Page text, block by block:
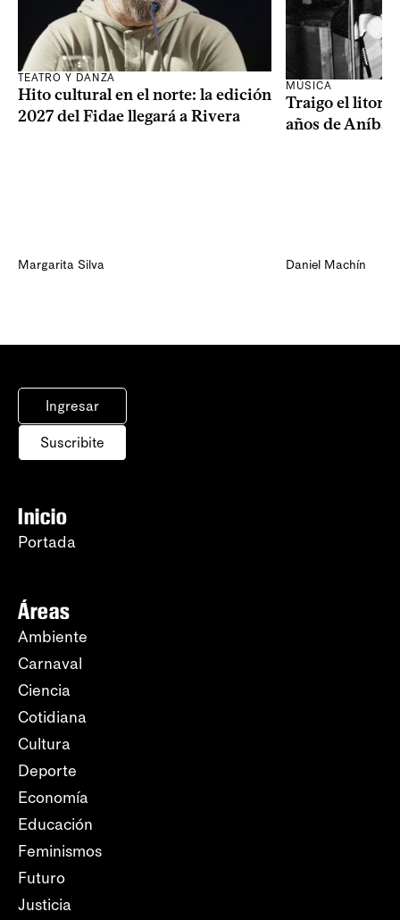
TEATRO Y DANZA
Hito cultural en el norte: la edición
2027 del Fidae llegará a Rivera
Margarita Silva
MÚSICA
Traigo el litoral
años de Aníbal
Daniel Machín
Ingresar
Suscribite
Inicio
Portada
Áreas
Ambiente
Carnaval
Ciencia
Cotidiana
Cultura
Deporte
Economía
Educación
Feminismos
Futuro
Justicia